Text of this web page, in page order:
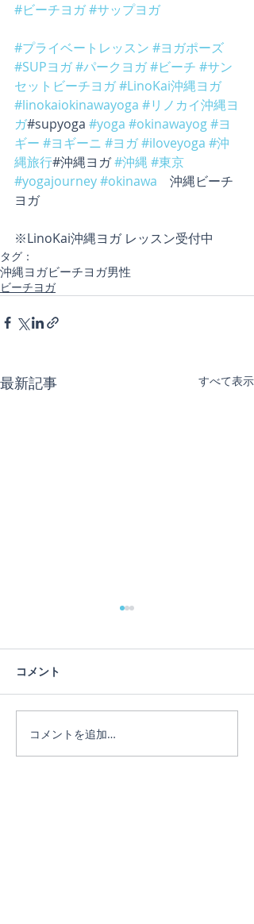
#ビーチヨガ#サップヨガ
#プライベートレッスン #ヨガポーズ
#SUPヨガ#パークヨガ#ビーチ #サン
セットビーチヨガ#LinoKai沖縄ヨガ
#linokaiokinawayoga #リノカイ沖縄ヨ
ガ#supyoga #yoga #okinawayog#ヨ
ギー #ヨギーニ #ヨガ#iloveyoga #沖
縄旅行#沖縄ヨガ #沖縄 #東京
#yogajourney#okinawa 沖縄ビーチ
ヨガ
※LinoKai沖縄ヨガ レッスン受付中
タグ：
沖縄ヨガビーチヨガ男性
ビーチヨガ
最新記事 すべて表示
蓮の花
コメント
コメントを追加…